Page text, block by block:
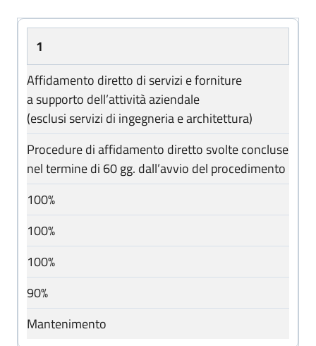
Link
Carta dei servizi approvata con delibera del C.d.A. n.
#
Procedimento
Indicatore
Target
Esito 2023
Esito 2024
Esito 2025
Obiettivo di miglioramento per il 2026
1
Affidamento diretto di servizi e forniture
a supporto dell’attività aziendale
(esclusi servizi di ingegneria e architettura)
Procedure di affidamento diretto svolte concluse
nel termine di 60 gg. dall’avvio del procedimento
100%
100%
100%
90%
Mantenimento